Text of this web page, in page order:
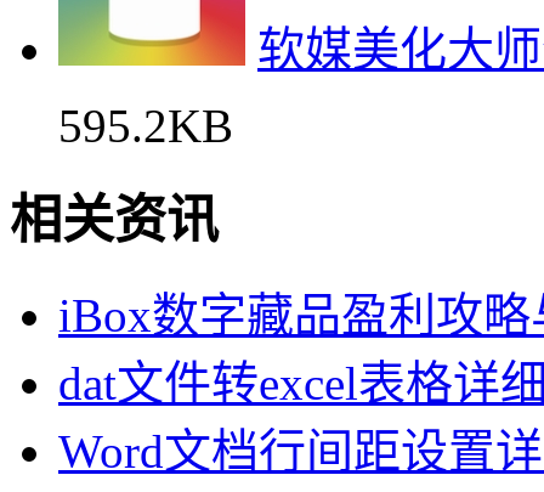
软媒美化大
595.2KB
相关资讯
iBox数字藏品盈利攻
dat文件转excel表格详
Word文档行间距设置